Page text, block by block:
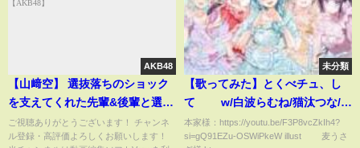
AKB48
【山﨑空】 選抜落ちのショック
を支えてくれた先輩&後輩と選抜
復帰への意気込み 【AKB48】
ご視聴ありがとうございます！ チャンネ
ル登録・高評価よろしくお願いします！
未分類
【歌ってみた】とくべチュ、し
て w/白波らむね/猫汰つな/小
森めと/花芽なずな/胡桃のあ【な
ちゅらりー】
本家様：https://youtu.be/F3P8vcZkIh4?
si=gQ91EZu-OSWiPkeW illust 麦うさ